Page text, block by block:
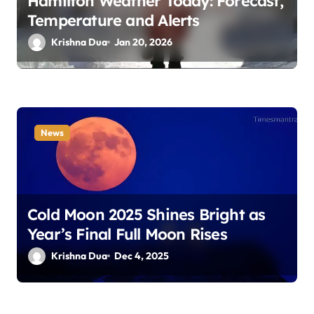
o
n
Temperature and Alerts
Krishna Dua Jan 20, 2026
News
Cold Moon 2025 Shines Bright as
Year’s Final Full Moon Rises
Krishna Dua Dec 4, 2025